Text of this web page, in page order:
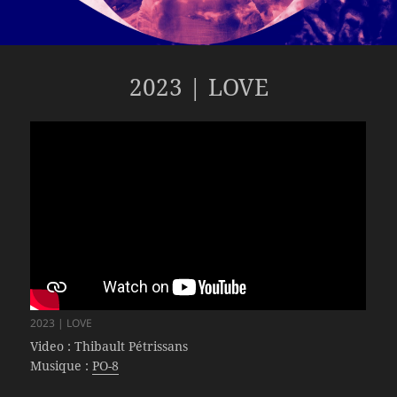
2023 | LOVE
2023 | LOVE
Video : Thibault Pétrissans
Musique :PO-8